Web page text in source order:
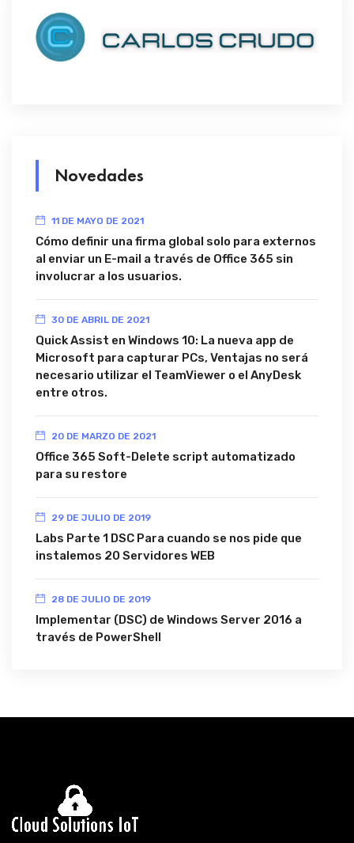
Novedades
11 DE MAYO DE 2021
Cómo definir una firma global solo para externos
al enviar un E-mail a través de Office 365 sin
involucrar a los usuarios.
30 DE ABRIL DE 2021
Quick Assist en Windows 10: La nueva app de
Microsoft para capturar PCs, Ventajas no será
necesario utilizar el TeamViewer o el AnyDesk
entre otros.
20 DE MARZO DE 2021
Office 365 Soft-Delete script automatizado
para su restore
29 DE JULIO DE 2019
Labs Parte 1 DSC Para cuando se nos pide que
instalemos 20 Servidores WEB
28 DE JULIO DE 2019
Implementar (DSC) de Windows Server 2016 a
través de PowerShell